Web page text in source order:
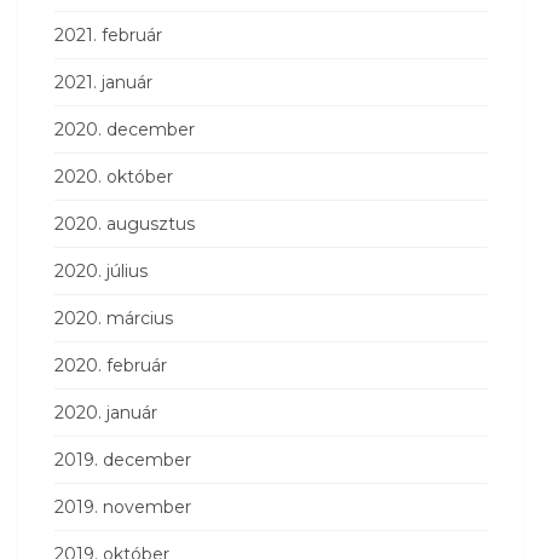
2021. február
2021. január
2020. december
2020. október
2020. augusztus
2020. július
2020. március
2020. február
2020. január
2019. december
2019. november
2019. október